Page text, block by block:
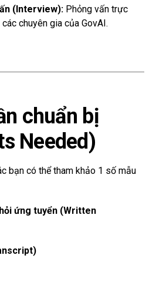
(Interview): Phỏng vấn trực
chuyên gia của GovAI.
chuẩn bị
Needed)
bạn có thể tham khảo 1 số mẫu
ứng tuyển (Written